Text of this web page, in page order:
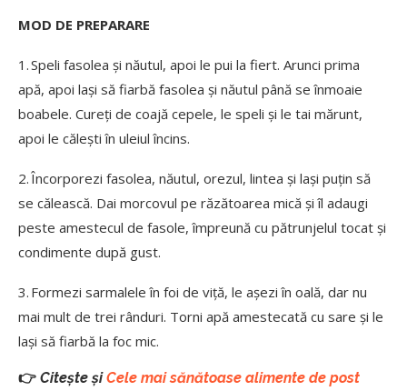
MOD DE PREPARARE
1. Speli fasolea și năutul, apoi le pui la fiert. Arunci prima
apă, apoi lași să fiarbă fasolea și năutul până se înmoaie
boabele. Cureți de coajă cepele, le speli și le tai mărunt,
apoi le călești în uleiul încins.
2. Încorporezi fasolea, năutul, orezul, lintea și lași puțin să
se călească. Dai morcovul pe răzătoarea mică și îl adaugi
peste amestecul de fasole, împreună cu pătrunjelul tocat și
condimente după gust.
3. Formezi sarmalele în foi de viță, le așezi în oală, dar nu
mai mult de trei rânduri. Torni apă amestecată cu sare și le
lași să fiarbă la foc mic.
👉 Citește șiCele mai sănătoase alimente de post